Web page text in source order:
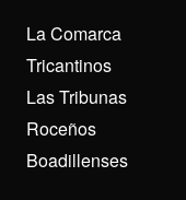
La Comarca
Tricantinos
Las Tribunas
Roceños
Boadillenses